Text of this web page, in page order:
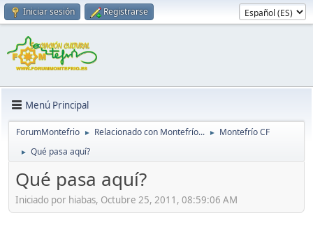
Iniciar sesión Registrarse
Menú Principal
ForumMontefrio ► Relacionado con Montefrío... ► Montefrío CF
► Qué pasa aquí?
Qué pasa aquí?
Iniciado por hiabas, Octubre 25, 2011, 08:59:06 AM